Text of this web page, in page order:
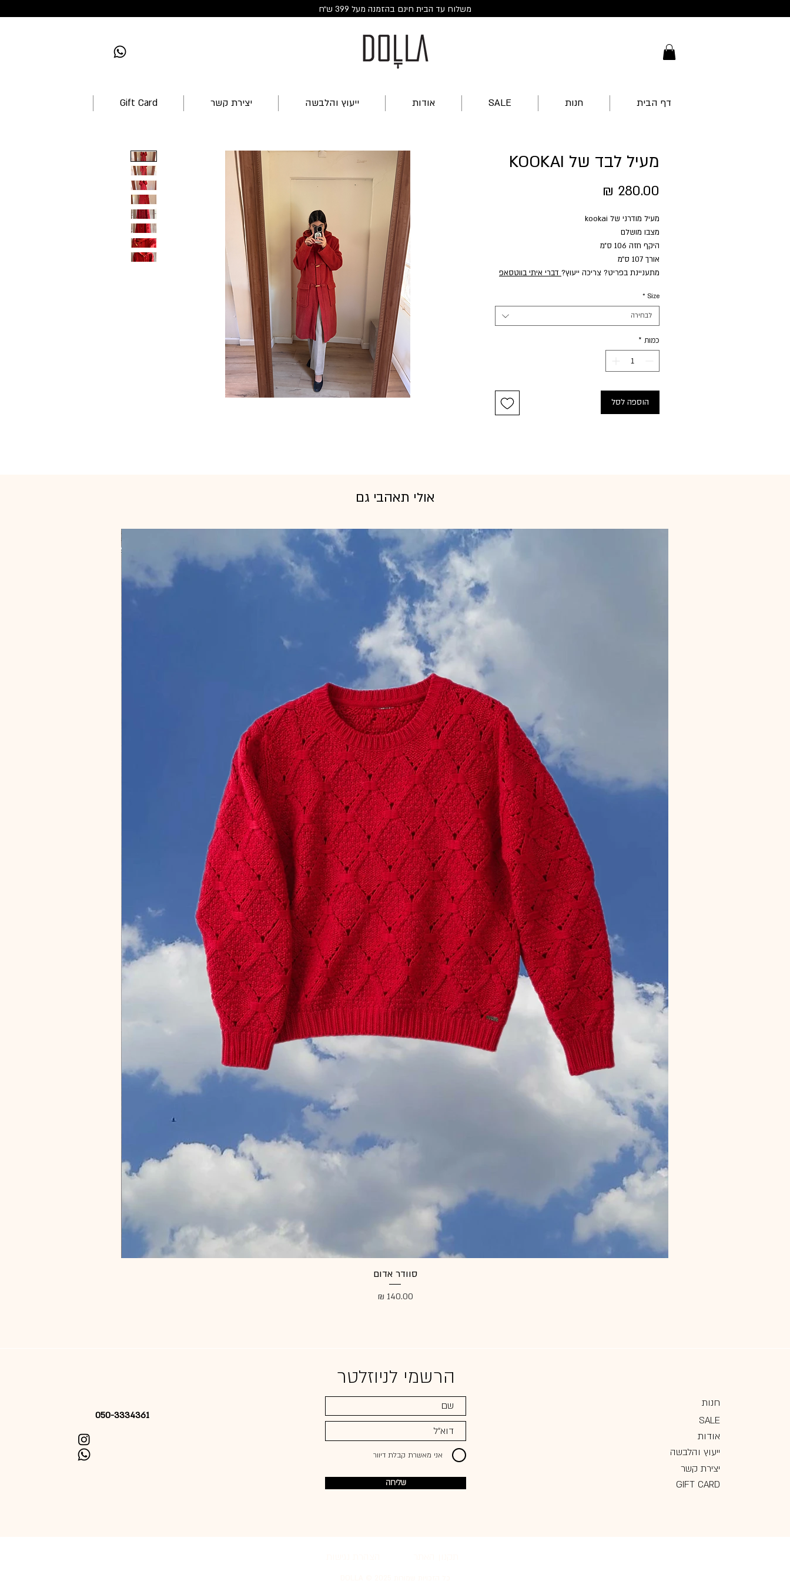
משלוח עד הבית חינם בהזמנה מעל 399 ש״ח
דף הבית חנות SALE אודות ייעוץ והלבשה יצירת קשר Gift Card
מעיל לבד של KOOKAI
מעיל מודרני של kookai
מצבו מושלם
היקף חזה 106 ס״מ
אורך 107 ס״מ
מתעניינת בפריט? צריכה ייעוץ? דברי איתי בווטסאפ
Size
*
לבחירה
כמות *
הוספה לסל
אולי תאהבי גם
סוודר אדום
מחיר
050-3334361
הרשמי לניוזלטר
אני מאשרת קבלת דיוור
שליחה
חנות
SALE
אודות
ייעוץ והלבשה
יצירת קשר
GIFT CARD